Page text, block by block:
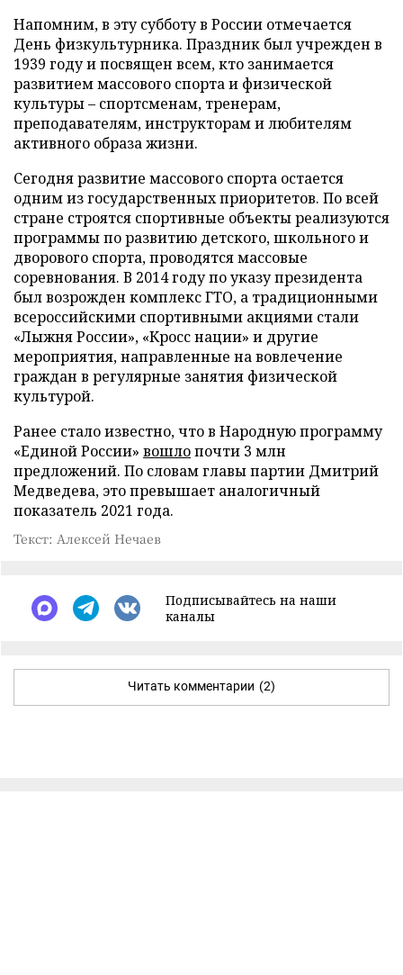
Напомним, в эту субботу в России отмечается
День физкультурника. Праздник был учрежден в
1939 году и посвящен всем, кто занимается
развитием массового спорта и физической
культуры – спортсменам, тренерам,
преподавателям, инструкторам и любителям
активного образа жизни.
Сегодня развитие массового спорта остается
одним из государственных приоритетов. По всей
стране строятся спортивные объекты реализуются
программы по развитию детского, школьного и
дворового спорта, проводятся массовые
соревнования. В 2014 году по указу президента
был возрожден комплекс ГТО, а традиционными
всероссийскими спортивными акциями стали
«Лыжня России», «Кросс нации» и другие
мероприятия, направленные на вовлечение
граждан в регулярные занятия физической
культурой.
Ранее стало известно, что в Народную программу
«Единой России» вошлопочти 3 млн
предложений. По словам главы партии Дмитрий
Медведева, это превышает аналогичный
показатель 2021 года.
Текст: Алексей Нечаев
Подписывайтесь на наши
каналы
Читать комментарии (2)